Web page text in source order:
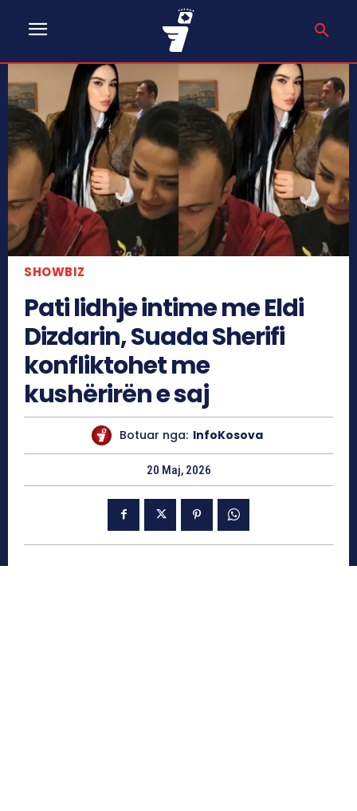
SHOWBIZ
Pati lidhje intime me Eldi
Dizdarin, Suada Sherifi
konfliktohet me
kushërirën e saj
Botuar nga: InfoKosova
20 Maj, 2026